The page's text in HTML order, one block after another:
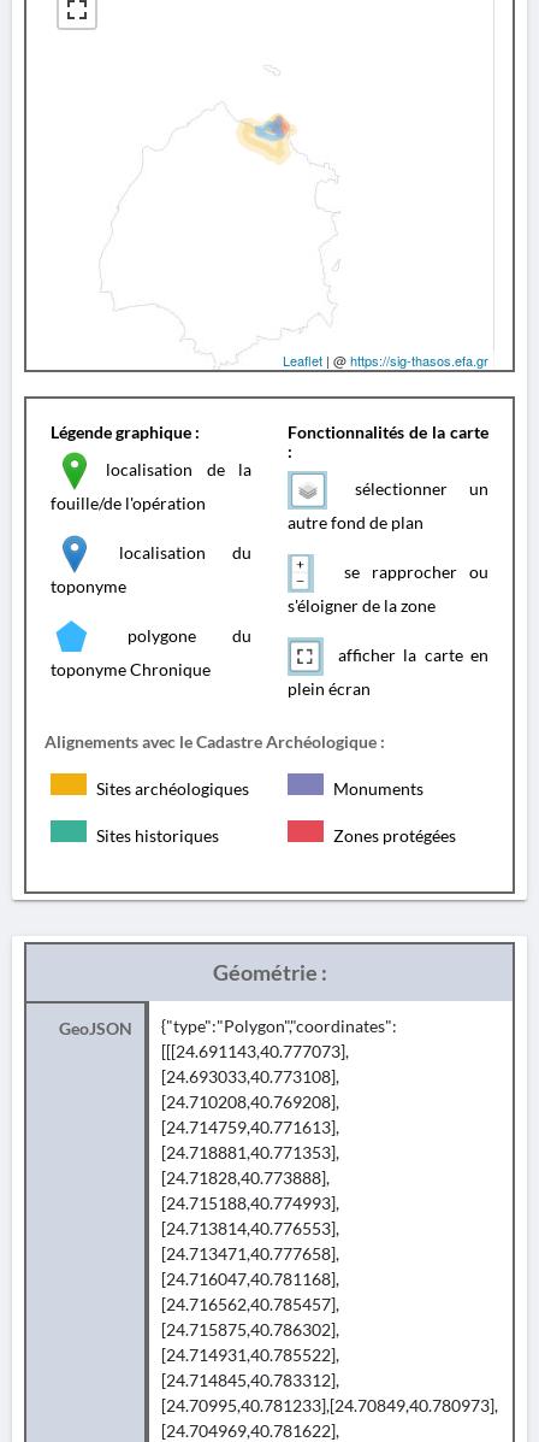
Leaflet | @https://sig-thasos.efa.gr
Légende graphique :
localisation de la
fouille/de l'opération
localisation du
toponyme
polygone du
toponyme Chronique
Fonctionnalités de la carte
:
sélectionner un
autre fond de plan
se rapprocher ou
s'éloigner de la zone
afficher la carte en
plein écran
Alignements avec le Cadastre Archéologique :
Sites archéologiques Monuments
Sites historiques Zones protégées
Géométrie :
GeoJSON
{"type":"Polygon","coordinates":
[[[24.691143,40.777073],
[24.693033,40.773108],
[24.710208,40.769208],
[24.714759,40.771613],
[24.718881,40.771353],
[24.71828,40.773888],
[24.715188,40.774993],
[24.713814,40.776553],
[24.713471,40.777658],
[24.716047,40.781168],
[24.716562,40.785457],
[24.715875,40.786302],
[24.714931,40.785522],
[24.714845,40.783312],
[24.70995,40.781233],[24.70849,40.780973],
[24.704969,40.781622],